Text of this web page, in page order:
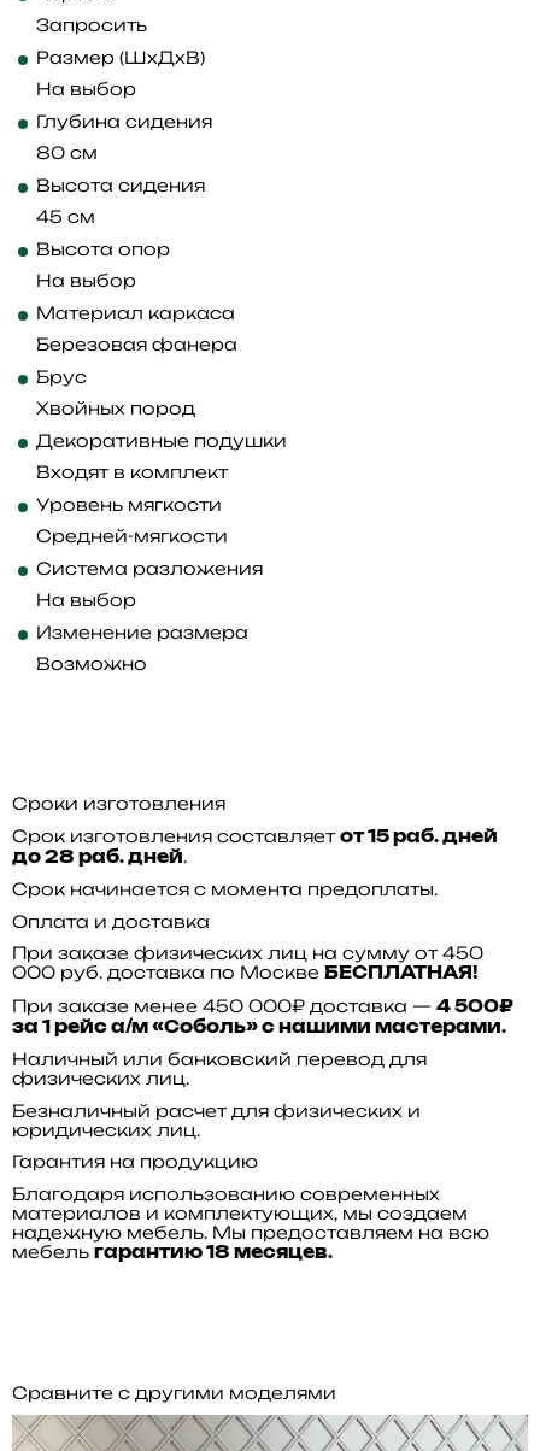
Запросить
Размер (ШхДхВ)
На выбор
Глубина сидения
80 см
Высота сидения
45 см
Высота опор
На выбор
Материал каркаса
Березовая фанера
Брус
Хвойных пород
Декоративные подушки
Входят в комплект
Уровень мягкости
Средней-мягкости
Система разложения
На выбор
Изменение размера
Возможно
Сроки изготовления
Срок изготовления составляет от 15 раб. дней
до 28 раб. дней.
Срок начинается с момента предоплаты.
Оплата и доставка
При заказе физических лиц на сумму от 450
000 руб. доставка по Москве БЕСПЛАТНАЯ!
При заказе менее 450 000₽ доставка — 4 500₽
за 1 рейс а/м «Соболь» с нашими мастерами.
Наличный или банковский перевод для
физических лиц.
Безналичный расчет для физических и
юридических лиц.
Гарантия на продукцию
Благодаря использованию современных
материалов и комплектующих, мы создаем
надежную мебель. Мы предоставляем на всю
мебель гарантию 18 месяцев.
Сравните с другими моделями